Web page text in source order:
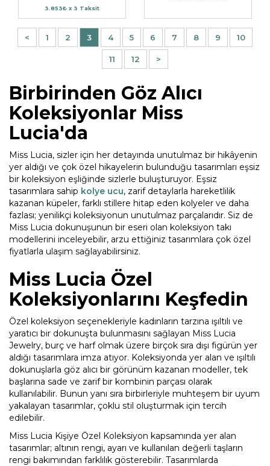
3.853₺ x 3 Taksit
< 1 2 3 4 5 6 7 8 9 10
11 12 >
Birbirinden Göz Alıcı
Koleksiyonlar Miss
Lucia'da
Miss Lucia, sizler için her detayında unutulmaz bir hikâyenin
yer aldığı ve çok özel hikayelerin bulunduğu tasarımları eşsiz
bir koleksiyon eşliğinde sizlerle buluşturuyor. Eşsiz
tasarımlara sahip kolye ucu, zarif detaylarla hareketlilik
kazanan küpeler, farklı stillere hitap eden kolyeler ve daha
fazlası; yenilikçi koleksiyonun unutulmaz parçalarıdır. Siz de
Miss Lucia dokunuşunun bir eseri olan koleksiyon takı
modellerini inceleyebilir, arzu ettiğiniz tasarımlara çok özel
fiyatlarla ulaşım sağlayabilirsiniz.
Miss Lucia Özel
Koleksiyonlarını Keşfedin
Özel koleksiyon seçenekleriyle kadınların tarzına ışıltılı ve
yaratıcı bir dokunuşta bulunmasını sağlayan Miss Lucia
Jewelry, burç ve harf olmak üzere birçok sıra dışı figürün yer
aldığı tasarımlara imza atıyor. Koleksiyonda yer alan ve ışıltılı
dokunuşlarla göz alıcı bir görünüm kazanan modeller, tek
başlarına sade ve zarif bir kombinin parçası olarak
kullanılabilir. Bunun yanı sıra birbirleriyle muhteşem bir uyum
yakalayan tasarımlar, çoklu stil oluşturmak için tercih
edilebilir.
Miss Lucia Kişiye Özel Koleksiyon kapsamında yer alan
tasarımlar; altının rengi, ayarı ve kullanılan değerli taşların
rengi bakımından farklılık gösterebilir. Tasarımlarda